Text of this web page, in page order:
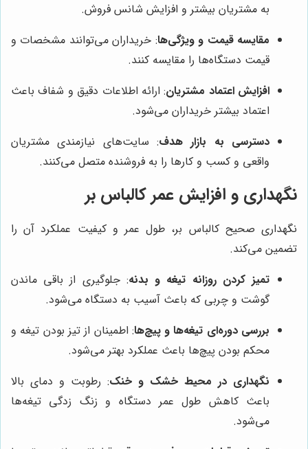
به مشتریان بیشتر و افزایش شانس فروش.
مقایسه قیمت و ویژگی‌ها: خریداران می‌توانند مشخصات و
قیمت دستگاه‌ها را مقایسه کنند.
افزایش اعتماد مشتریان: ارائه اطلاعات دقیق و شفاف باعث
اعتماد بیشتر خریداران می‌شود.
دسترسی به بازار هدف: سایت‌های نیازمندی مشتریان
واقعی و کسب و کارها را به فروشنده متصل می‌کنند.
نگهداری و افزایش عمر کالباس بر
نگهداری صحیح کالباس بر، طول عمر و کیفیت عملکرد آن را
تضمین می‌کند.
تمیز کردن روزانه تیغه و بدنه: جلوگیری از باقی ماندن
گوشت و چربی که باعث آسیب به دستگاه می‌شود.
بررسی دوره‌ای تیغه‌ها و پیچ‌ها: اطمینان از تیز بودن تیغه و
محکم بودن پیچ‌ها باعث عملکرد بهتر می‌شود.
نگهداری در محیط خشک و خنک: رطوبت و دمای بالا
باعث کاهش طول عمر دستگاه و زنگ زدگی تیغه‌ها
می‌شود.